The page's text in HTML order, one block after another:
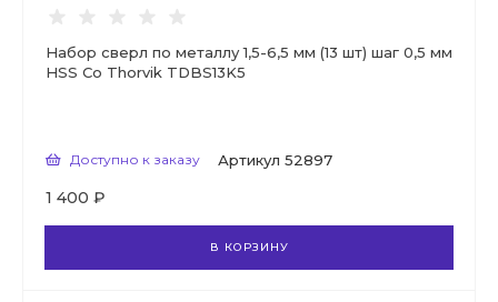
Набор сверл по металлу 1,5-6,5 мм (13 шт) шаг 0,5 мм
HSS Co Thorvik TDBS13K5
Доступно к заказу Артикул 52897
1 400 ₽
В КОРЗИНУ